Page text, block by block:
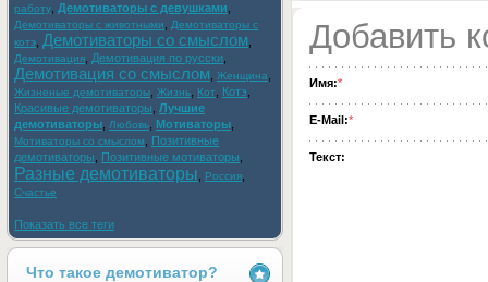
Добавить
Имя:*
E-Mail:*
Текст:
работу
Демотиваторы с девушками
Демотиваторы с животными
Демотиваторы с
котэ
Демотиваторы со смыслом
Демотивация Демотивация по русски
Демотивация со смыслом Женщина
Жизненые демотиваторы Жизнь Кот Котэ
Красивые демотиваторы Лучшие
демотиваторы
Любовь Мотиваторы
Мотиваторы со смыслом
Позитивные
демотиваторы
Позитивные мотиваторы
Разные демотиваторы Россия
Счастье
Показать все теги
Что такое демотиватор?